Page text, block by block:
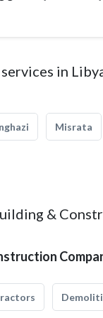
in
Misrata
&